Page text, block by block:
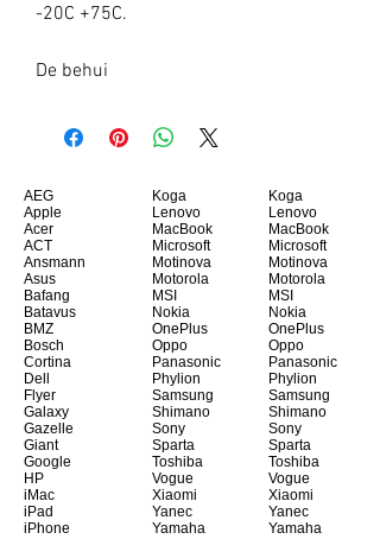
-20C +75C.
De behui
AEG
Apple
Acer
ACT
Ansmann
Asus
Bafang
Batavus
BMZ
Bosch
Cortina
Dell
Flyer
Galaxy
Gazelle
Giant
Google
HP
iMac
iPad
iPhone
Koga
Lenovo
MacBook
Microsoft
Motinova
Motorola
MSI
Nokia
OnePlus
Oppo
Panasonic
Phylion
Samsung
Shimano
Sony
Sparta
Toshiba
Vogue
Xiaomi
Yanec
Yamaha
Koga
Lenovo
MacBook
Microsoft
Motinova
Motorola
MSI
Nokia
OnePlus
Oppo
Panasonic
Phylion
Samsung
Shimano
Sony
Sparta
Toshiba
Vogue
Xiaomi
Yanec
Yamaha